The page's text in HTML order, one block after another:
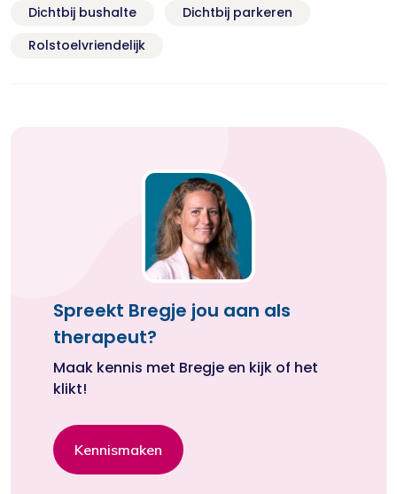
Dichtbij bushalte
Dichtbij parkeren
Rolstoelvriendelijk
Spreekt Bregje jou aan als
therapeut?
Maak kennis met Bregje en kijk of het
klikt!
Kennismaken